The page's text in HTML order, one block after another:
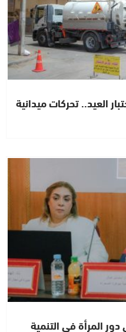
العيد.. تحركات ميدانية
المرأة في التنمية